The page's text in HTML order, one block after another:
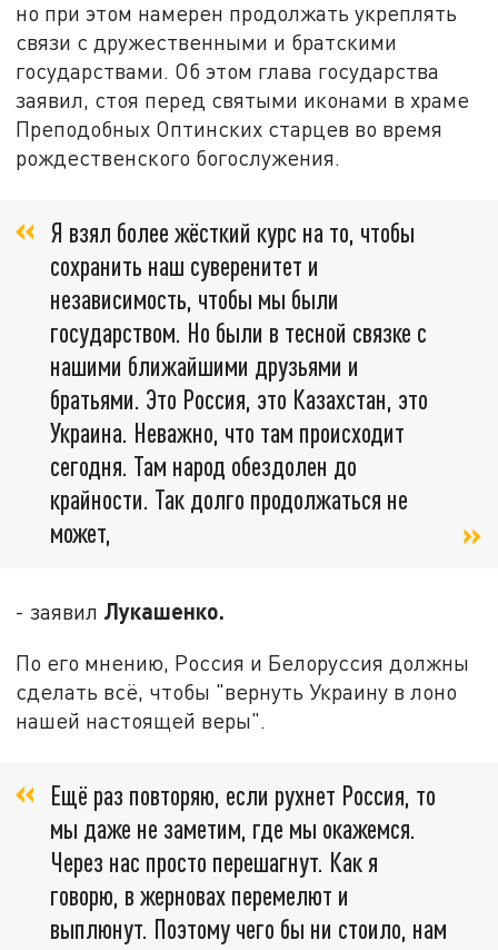
но при этом намерен продолжать укреплять
связи с дружественными и братскими
государствами. Об этом глава государства
заявил, стоя перед святыми иконами в храме
Преподобных Оптинских старцев во время
рождественского богослужения.
Я взял более жёсткий курс на то, чтобы
сохранить наш суверенитет и
независимость, чтобы мы были
государством. Но были в тесной связке с
нашими ближайшими друзьями и
братьями. Это Россия, это Казахстан, это
Украина. Неважно, что там происходит
сегодня. Там народ обездолен до
крайности. Так долго продолжаться не
может,
- заявил Лукашенко.
По его мнению, Россия и Белоруссия должны
сделать всё, чтобы "вернуть Украину в лоно
нашей настоящей веры".
Ещё раз повторяю, если рухнет Россия, то
мы даже не заметим, где мы окажемся.
Через нас просто перешагнут. Как я
говорю, в жерновах перемелют и
выплюнут. Поэтому чего бы ни стоило, нам